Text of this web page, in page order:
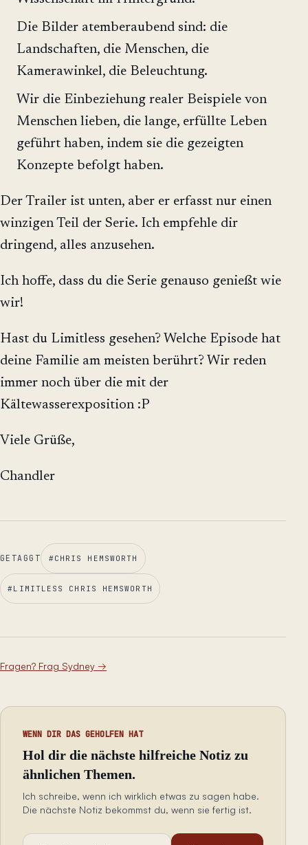
Die Bilder atemberaubend sind: die
Landschaften, die Menschen, die
Kamerawinkel, die Beleuchtung.
Wir die Einbeziehung realer Beispiele von
Menschen lieben, die lange, erfüllte Leben
geführt haben, indem sie die gezeigten
Konzepte befolgt haben.
Der Trailer ist unten, aber er erfasst nur einen
winzigen Teil der Serie. Ich empfehle dir
dringend, alles anzusehen.
Ich hoffe, dass du die Serie genauso genießt wie
wir!
Hast du Limitless gesehen? Welche Episode hat
deine Familie am meisten berührt? Wir reden
immer noch über die mit der
Kältewasserexposition :P
Viele Grüße,
Chandler
GETAGGT #CHRIS HEMSWORTH
#LIMITLESS CHRIS HEMSWORTH
Fragen? Frag Sydney →
WENN DIR DAS GEHOLFEN HAT
Hol dir die nächste hilfreiche Notiz zu
ähnlichen Themen.
Ich schreibe, wenn ich wirklich etwas zu sagen habe.
Die nächste Notiz bekommst du, wenn sie fertig ist.
E-Mail-Adresse